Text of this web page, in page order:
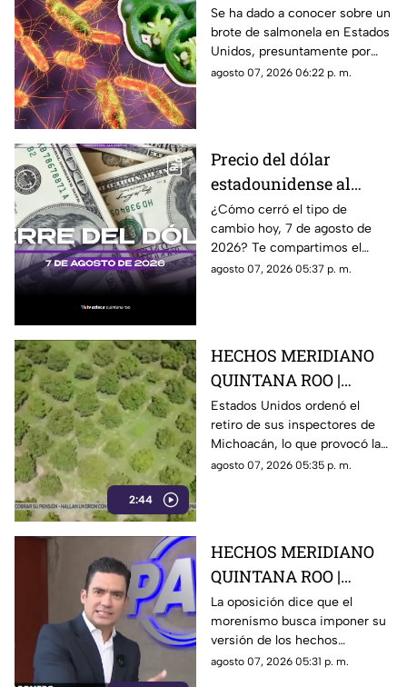
brote de salmonela en
Estados Unidos? Esto
debes saber
Se ha dado a conocer sobre un
brote de salmonela en Estados
Unidos, presuntamente por
chiles jalapeños mexicanos,
agosto 07, 2026 06:22 p. m.
Precio del dólar
estadounidense al
CIERRE de HOY, viernes
7 de agosto de 2026, en
Cancún
¿Cómo cerró el tipo de
cambio hoy, 7 de agosto de
2026? Te compartimos el
precio del dólar al cierre de
agosto 07, 2026 05:37 p. m.
2:44
HECHOS MERIDIANO
QUINTANA ROO |
E.E.U.U retira a sus
inspectores en
Michoacán y provocá
la suspensión de
Estados Unidos ordenó el
retiro de sus inspectores de
Michoacán, lo que provocó la
suspensión de las
agosto 07, 2026 05:35 p. m.
HECHOS MERIDIANO
QUINTANA ROO |
Oposición señala que el
morenismo quiere
imponer su versión de
los hechos usando la
La oposición dice que el
morenismo busca imponer su
versión de los hechos
mediante la censura, callar los
agosto 07, 2026 05:31 p. m.